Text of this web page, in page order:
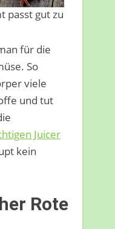
passt gut zu
für die
So
viele
und tut
Juicer
kein
Rote